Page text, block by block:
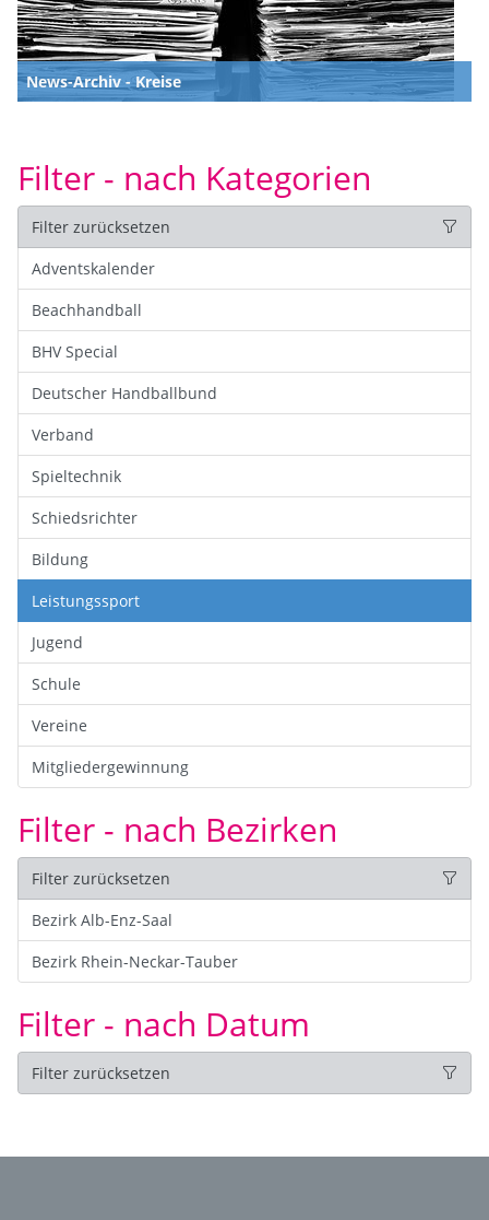
News-Archiv - Kreise
Filter - nach Kategorien
Filter zurücksetzen
Adventskalender
Beachhandball
BHV Special
Deutscher Handballbund
Verband
Spieltechnik
Schiedsrichter
Bildung
Leistungssport
Jugend
Schule
Vereine
Mitgliedergewinnung
Filter - nach Bezirken
Filter zurücksetzen
Bezirk Alb-Enz-Saal
Bezirk Rhein-Neckar-Tauber
Filter - nach Datum
Filter zurücksetzen